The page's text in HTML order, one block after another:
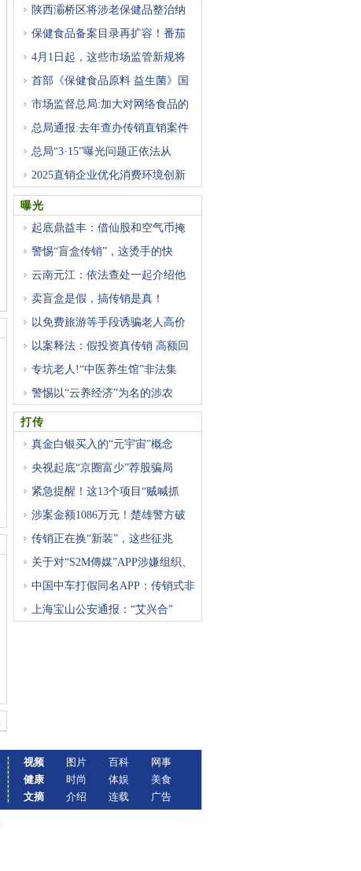
陕西灞桥区将涉老保健品整治纳
保健食品备案目录再扩容！番茄
4月1日起，这些市场监管新规将
首部《保健食品原料 益生菌》国
市场监督总局:加大对网络食品的
总局通报:去年查办传销直销案件
总局“3·15”曝光问题正依法从
2025直销企业优化消费环境创新
案
曝光
起底鼎益丰：借仙股和空气币掩
警惕“盲盒传销”，这烫手的快
云南元江：依法查处一起介绍他
卖盲盒是假，搞传销是真！
以免费旅游等手段诱骗老人高价
以案释法：假投资真传销 高额回
专坑老人!“中医养生馆”非法集
警惕以“云养经济”为名的涉农
打传
真金白银买入的“元宇宙”概念
央视起底“京圈富少”荐股骗局
紧急提醒！这13个项目“贼喊抓
涉案金额1086万元！楚雄警方破
传销正在换“新装”，这些征兆
关于对“S2M傳媒”APP涉嫌组织、
中国中车打假同名APP：传销式非
上海宝山公安通报：“艾兴合”
视频
健康
文摘
图片
时尚
介绍
百科
体娱
连载
网事
美食
广告